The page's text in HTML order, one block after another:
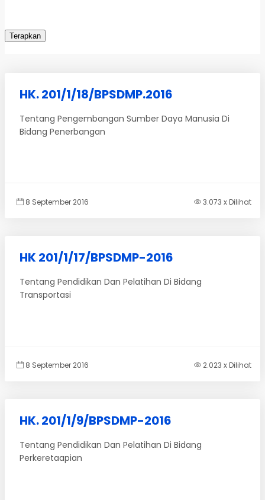
HK. 201/1/18/BPSDMP.2016
Tentang Pengembangan Sumber Daya Manusia Di
Bidang Penerbangan
8 September 2016 3.073 x Dilihat
HK 201/1/17/BPSDMP-2016
Tentang Pendidikan Dan Pelatihan Di Bidang
Transportasi
8 September 2016 2.023 x Dilihat
HK. 201/1/9/BPSDMP-2016
Tentang Pendidikan Dan Pelatihan Di Bidang
Perkeretaapian